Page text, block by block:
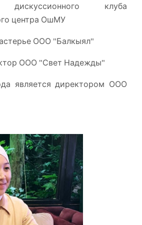
дискуссионного клуба
центра ОшМУ
ООО "Балкыял"
ООО "Свет Надежды"
является директором ООО